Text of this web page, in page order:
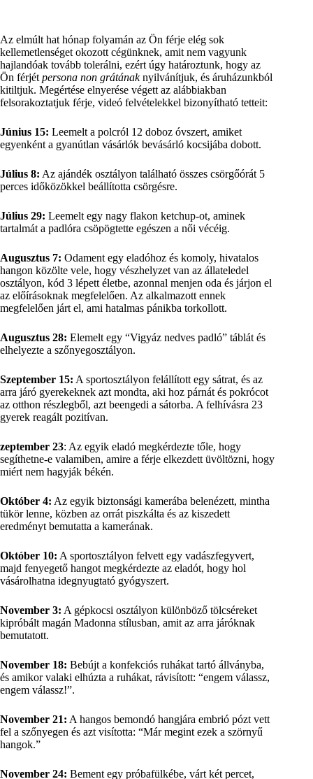
Az elmúlt hat hónap folyamán az Ön férje elég sok
kellemetlenséget okozott cégünknek, amit nem vagyunk
hajlandóak tovább tolerálni, ezért úgy határoztunk, hogy az
Ön férjét persona non grátánaknyilvánítjuk, és áruházunkból
kitiltjuk. Megértése elnyerése végett az alábbiakban
felsorakoztatjuk férje, videó felvételekkel bizonyítható tetteit:
Június 15: Leemelt a polcról 12 doboz óvszert, amiket
egyenként a gyanútlan vásárlók bevásárló kocsijába dobott.
Július 8: Az ajándék osztályon található összes csörgőórát 5
perces időközökkel beállította csörgésre.
Július 29: Leemelt egy nagy flakon ketchup-ot, aminek
tartalmát a padlóra csöpögtette egészen a női vécéig.
Augusztus 7: Odament egy eladóhoz és komoly, hivatalos
hangon közölte vele, hogy vészhelyzet van az állateledel
osztályon, kód 3 lépett életbe, azonnal menjen oda és járjon el
az előírásoknak megfelelően. Az alkalmazott ennek
megfelelően járt el, ami hatalmas pánikba torkollott.
Augusztus 28: Elemelt egy “Vigyáz nedves padló” táblát és
elhelyezte a szőnyegosztályon.
Szeptember 15: A sportosztályon felállított egy sátrat, és az
arra járó gyerekeknek azt mondta, aki hoz párnát és pokrócot
az otthon részlegből, azt beengedi a sátorba. A felhívásra 23
gyerek reagált pozitívan.
zeptember 23: Az egyik eladó megkérdezte tőle, hogy
segíthetne-e valamiben, amire a férje elkezdett üvöltözni, hogy
miért nem hagyják békén.
Október 4: Az egyik biztonsági kamerába belenézett, mintha
tükör lenne, közben az orrát piszkálta és az kiszedett
eredményt bemutatta a kamerának.
Október 10: A sportosztályon felvett egy vadászfegyvert,
majd fenyegető hangot megkérdezte az eladót, hogy hol
vásárolhatna idegnyugtató gyógyszert.
November 3: A gépkocsi osztályon különböző tölcséreket
kipróbált magán Madonna stílusban, amit az arra járóknak
bemutatott.
November 18: Bebújt a konfekciós ruhákat tartó állványba,
és amikor valaki elhúzta a ruhákat, rávisított: “engem válassz,
engem válassz!”.
November 21: A hangos bemondó hangjára embrió pózt vett
fel a szőnyegen és azt visította: “Már megint ezek a szörnyű
hangok.”
November 24: Bement egy próbafülkébe, várt két percet,